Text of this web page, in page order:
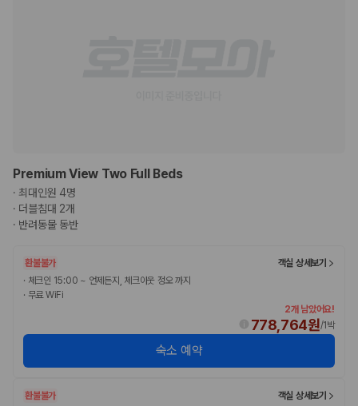
Premium View Two Full Beds
· 최대인원 4명
· 더블침대 2개
· 반려동물 동반
환불불가
객실 상세보기
· 체크인 15:00 ~ 언제든지, 체크아웃 정오 까지
· 무료 WiFi
2개 남았어요!
778,764원/1박
숙소 예약
환불불가
객실 상세보기